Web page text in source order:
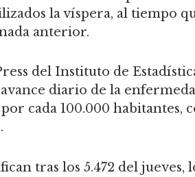
la víspera, al tiempo
anterior.
del Instituto de
diario de la
cada 100.000 habitantes,
tras los 5.472 del jueves,